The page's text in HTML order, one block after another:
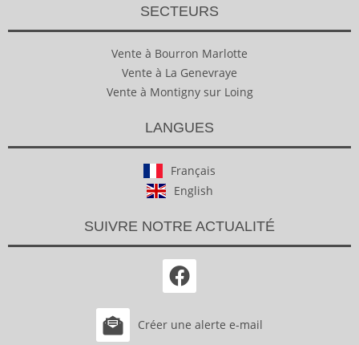
SECTEURS
Vente à Bourron Marlotte
Vente à La Genevraye
Vente à Montigny sur Loing
LANGUES
Français
English
SUIVRE NOTRE ACTUALITÉ
Créer une alerte e-mail